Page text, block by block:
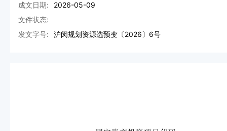
成文日期:
2026-05-09
文件状态:
发文字号:
沪闵规划资源选预变〔2026〕6号